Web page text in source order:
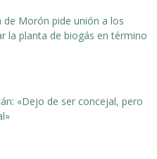
Morón pide unión a los
la planta de biogás en término
«Dejo de ser concejal, pero